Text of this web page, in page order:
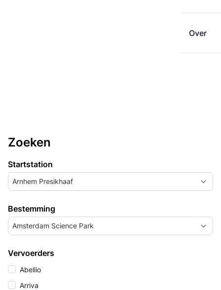
Over
Zoeken
Startstation
Arnhem Presikhaaf
Bestemming
Amsterdam Science Park
Vervoerders
Abellio
Arriva